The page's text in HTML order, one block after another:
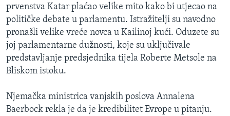
prvenstva Katar plaćao velike mito kako bi utjecao na
političke debate u parlamentu. Istražitelji su navodno
pronašli velike vreće novca u Kailinoj kući. Oduzete su
joj parlamentarne dužnosti, koje su uključivale
predstavljanje predsjednika tijela Roberte Metsole na
Bliskom istoku.
Njemačka ministrica vanjskih poslova Annalena
Baerbock rekla je da je kredibilitet Evrope u pitanju.